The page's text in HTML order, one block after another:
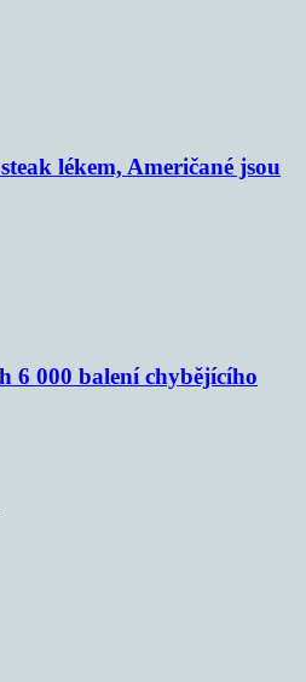
lékem, Američané jsou
6 000 balení chybějícího